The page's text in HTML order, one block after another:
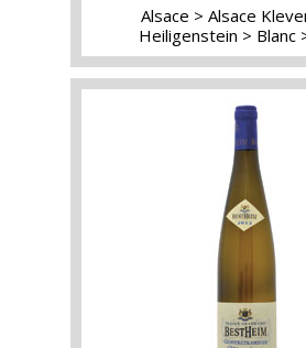
Alsace
Alsace
Heiligenstein
Blanc